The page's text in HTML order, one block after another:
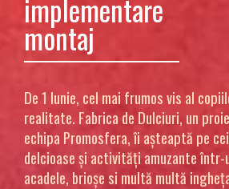
implementare
montaj
De 1 Iunie, cel mai frumos vis al
realitate. Fabrica de Dulciuri, un
echipa Promosfera, îi așteaptă pe
delcioase și activități amuzante într-
acadele, brioșe si multă multă